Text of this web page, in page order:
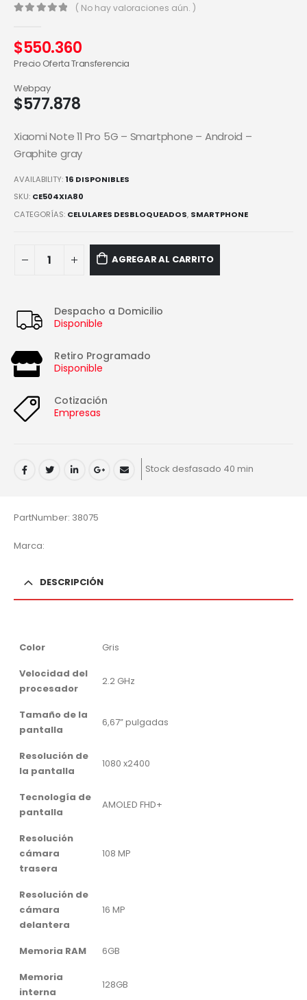
( No hay valoraciones aún. )
$550.360
Precio Oferta Transferencia
$577.878
Webpay
Xiaomi Note 11 Pro 5G – Smartphone – Android –
Graphite gray
AVAILABILITY:16 DISPONIBLES
SKU: CE504XIA80
CATEGORÍAS: CELULARES DESBLOQUEADOS, SMARTPHONE
AGREGAR AL CARRITO
Despacho a Domicilio
Disponible
Retiro Programado
Disponible
Cotización
Empresas
Stock desfasado 40 min
PartNumber: 38075
Marca:
DESCRIPCIÓN
Color
Gris
Velocidad del
procesador
2.2 GHz
Tamaño de la
pantalla
6,67” pulgadas
Resolución de
la pantalla
1080 x2400
Tecnología de
pantalla
AMOLED FHD+
Resolución
cámara
trasera
108 MP
Resolución de
cámara
delantera
16 MP
Memoria RAM
6GB
Memoria
interna
128GB